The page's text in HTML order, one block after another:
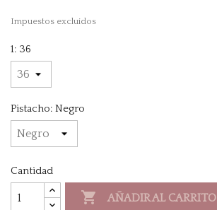
Impuestos excluidos
1: 36
Pistacho: Negro
Cantidad
 AÑADIR AL CARRITO